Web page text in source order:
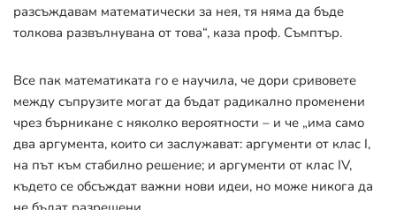
разсъждавам математически за нея, тя няма да бъде
толкова развълнувана от това“, каза проф. Съмптър.
Все пак математиката го е научила, че дори сривовете
между съпрузите могат да бъдат радикално променени
чрез бърникане с няколко вероятности – и че „има само
два аргумента, които си заслужават: аргументи от клас I,
на път към стабилно решение; и аргументи от клас IV,
където се обсъждат важни нови идеи, но може никога да